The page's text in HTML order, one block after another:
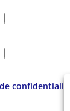
confidentialité